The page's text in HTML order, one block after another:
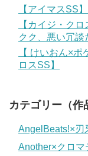
【アイマスSS
【カイジ・ク
クク、悪い冗談
【 けいおん×
ロスSS】
カテゴリー（作
AngelBeats!×刃
Another×クロマ